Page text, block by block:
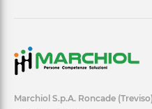
Marchiol S.p.A. Roncade